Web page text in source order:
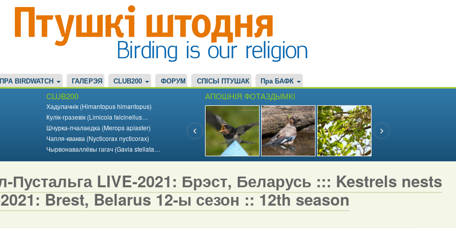
ПРА BIRDWATCH ГАЛЕРЭЯ CLUB200 ФОРУМ СПІСЫ ПТУШАК Пра БАФК
CLUB200
Хадулачнік (Himantopus himantopus)
Кулік-гразевік (Limicola falcinellus…
Шчурка-пчалаедка (Merops apiaster)
Чапля-кваква (Nycticorax nycticorax)
Чырвонаваллёвы гагач (Gavia stellata…
АПОШНІЯ ФОТАЗДЫМКІ
Пустальга LIVE-2021: Брэст, Беларусь ::: Kestrels nests
Brest, Belarus 12-ы сезон :: 12th season